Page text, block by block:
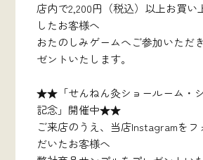
店内で2,200円（税込）以上お買い
したお客様へ
おたのしみゲームへご参加いただ
ゼントいたします。
★★「せんねん灸ショールーム・
記念」開催中★★
ご来店のうえ、当店Instagramをフ
だいたお客様へ